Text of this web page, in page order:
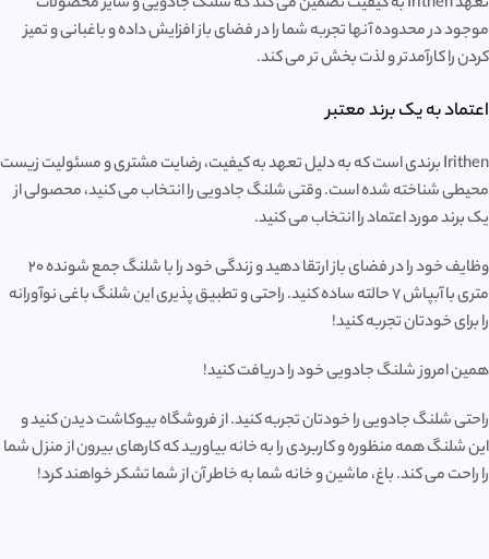
موجود در محدوده آنها تجربه شما را در فضای باز افزایش داده و باغبانی و تمیز
کردن را کارآمدتر و لذت بخش تر می کند.
اعتماد به یک برند معتبر
Irithen برندی است که به دلیل تعهد به کیفیت، رضایت مشتری و مسئولیت زیست
محیطی شناخته شده است. وقتی شلنگ جادویی را انتخاب می کنید، محصولی از
یک برند مورد اعتماد را انتخاب می کنید.
وظایف خود را در فضای باز ارتقا دهید و زندگی خود را با شلنگ جمع شونده 20
متری با آبپاش 7 حالته ساده کنید. راحتی و تطبیق پذیری این شلنگ باغی نوآورانه
را برای خودتان تجربه کنید!
همین امروز شلنگ جادویی خود را دریافت کنید!
راحتی شلنگ جادویی را خودتان تجربه کنید. از فروشگاه بیوکاشت دیدن کنید و
این شلنگ همه منظوره و کاربردی را به خانه بیاورید که کارهای بیرون از منزل شما
را راحت می کند. باغ، ماشین و خانه شما به خاطر آن از شما تشکر خواهند کرد!